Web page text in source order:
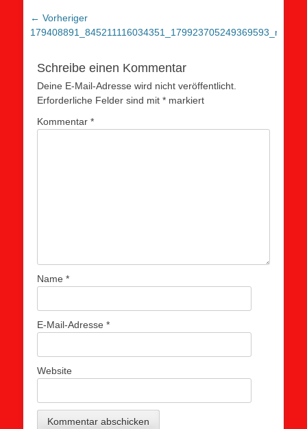
Beitragsnavigation
← Vorheriger
Vorheriger
179408891_845211116034351_179923705249369593_n
Schreibe einen Kommentar
Deine E-Mail-Adresse wird nicht veröffentlicht.
Erforderliche Felder sind mit * markiert
Kommentar *
Name *
E-Mail-Adresse *
Website